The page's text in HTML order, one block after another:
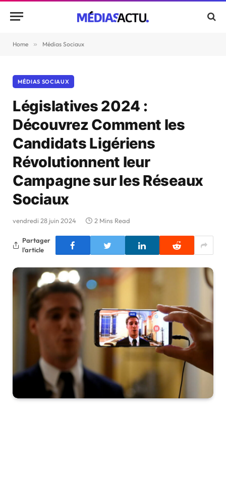
Home » Médias Sociaux
MÉDIAS SOCIAUX
Législatives 2024 :
Découvrez Comment les
Candidats Ligériens
Révolutionnent leur
Campagne sur les Réseaux
Sociaux
vendredi 28 juin 2024 2 Mins Read
Partager
l'article